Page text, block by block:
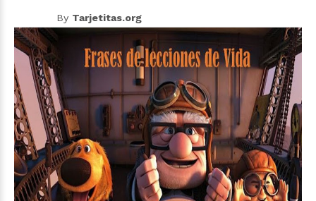
By Tarjetitas.org